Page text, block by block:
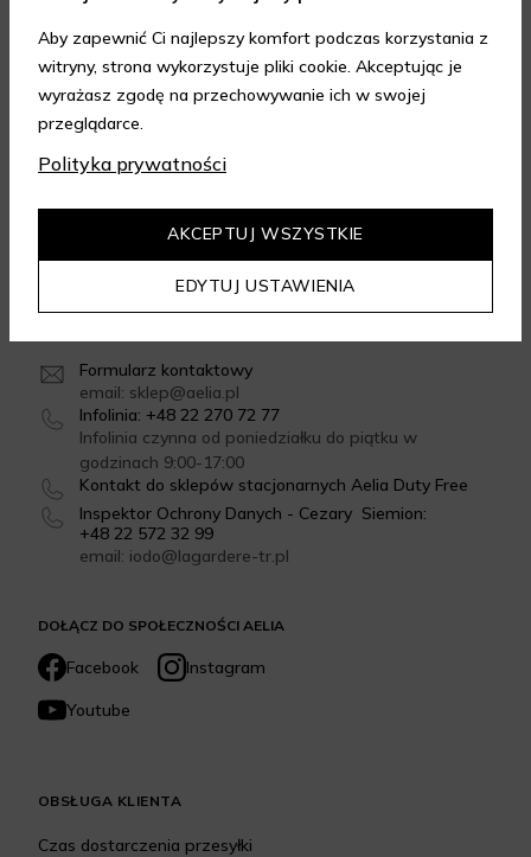
DOŁĄCZ DO SPOŁECZNOŚCI AELIA
Facebook
Instagram
Youtube
Formularz kontaktowy
email: sklep@aelia.pl
Infolinia: +48 22 270 72 77
Infolinia czynna od poniedziałku do piątku w
godzinach 9:00-17:00
Kontakt do sklepów stacjonarnych Aelia Duty Free
Inspektor Ochrony Danych - Cezary Siemion:
+48 22 572 32 99
email: iodo@lagardere-tr.pl
FORMY DOSTAWY
OBSŁUGA KLIENTA
Czas dostarczenia przesyłki
5.00
Aby zapewnić Ci najlepszy komfort podczas korzystania z
witryny, strona wykorzystuje pliki cookie. Akceptując je
wyrażasz zgodę na przechowywanie ich w swojej
przeglądarce.
Polityka prywatności
EDYTUJ USTAWIENIA
AKCEPTUJ WSZYSTKIE